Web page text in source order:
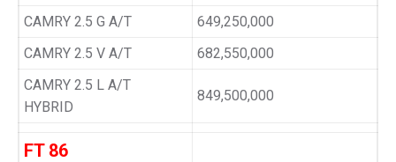
CAMRY 2.5 G A/T
649,250,000
CAMRY 2.5 V A/T
682,550,000
CAMRY 2.5 L A/T
HYBRID
849,500,000
FT 86